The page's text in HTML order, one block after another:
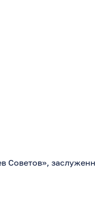
Советов»,